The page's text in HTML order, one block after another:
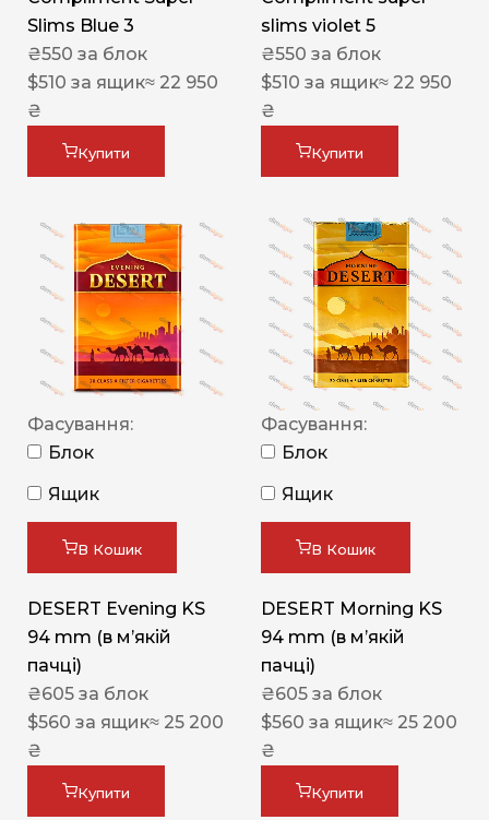
Slims Blue 3
₴550 за блок
$510 за ящик≈ 22 950
₴
Купити
slims violet 5
₴550 за блок
$510 за ящик≈ 22 950
₴
Купити
Фасування:
Блок
Ящик
В Кошик
DESERT Evening KS
94 mm (в мʼякій
пачці)
₴605 за блок
$560 за ящик≈ 25 200
₴
Купити
Фасування:
Блок
Ящик
В Кошик
DESERT Morning KS
94 mm (в мʼякій
пачці)
₴605 за блок
$560 за ящик≈ 25 200
₴
Купити